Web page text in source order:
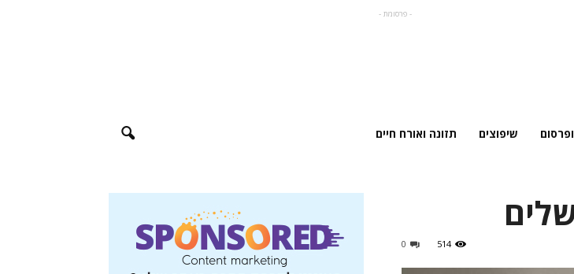
- פרסומת -
שיפוצים תזונה ואורח חיים
0 514